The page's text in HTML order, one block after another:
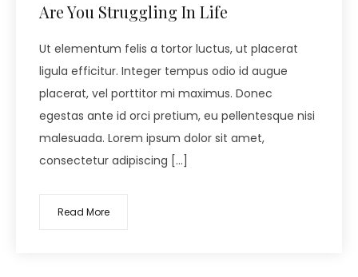
Are You Struggling In Life
Ut elementum felis a tortor luctus, ut placerat
ligula efficitur. Integer tempus odio id augue
placerat, vel porttitor mi maximus. Donec
egestas ante id orci pretium, eu pellentesque nisi
malesuada. Lorem ipsum dolor sit amet,
consectetur adipiscing […]
Read More